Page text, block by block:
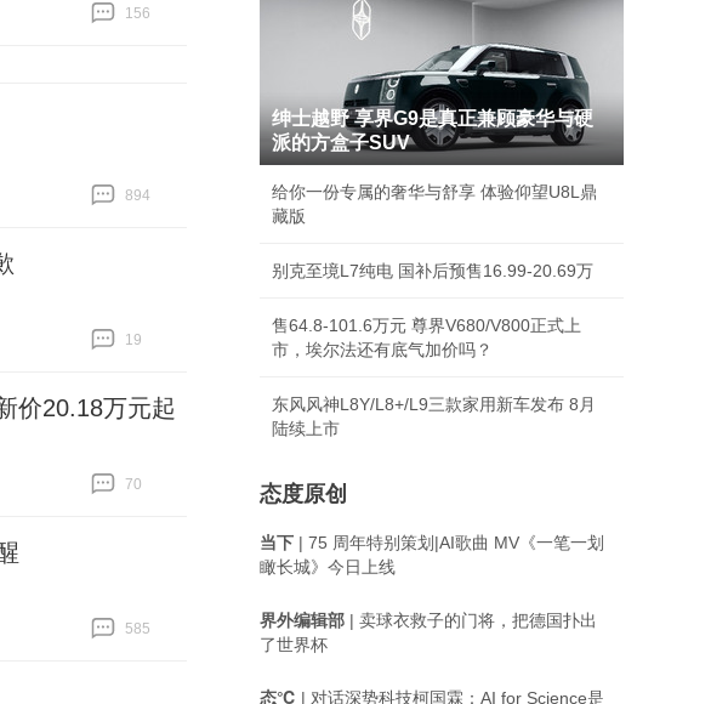
156
894
19
价20.18万元起
70
585
绅士越野 享界G9是真正兼顾豪华与硬
派的方盒子SUV
给你一份专属的奢华与舒享 体验仰望U8L鼎
藏版
别克至境L7纯电 国补后预售16.99-20.69万
售64.8-101.6万元 尊界V680/V800正式上
市，埃尔法还有底气加价吗？
东风风神L8Y/L8+/L9三款家用新车发布 8月
陆续上市
态度原创
当下 | 75 周年特别策划|AI歌曲 MV《一笔一划
瞰长城》今日上线
界外编辑部 | 卖球衣救子的门将，把德国扑出
了世界杯
态℃ | 对话深势科技柯国霖：AI for Science是